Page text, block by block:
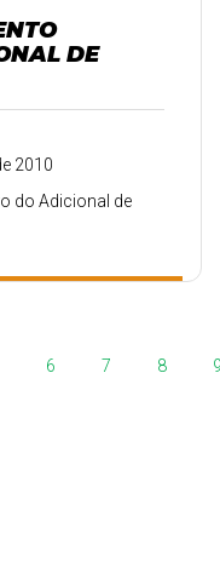
DE
2010
do Adicional de
6 7 8